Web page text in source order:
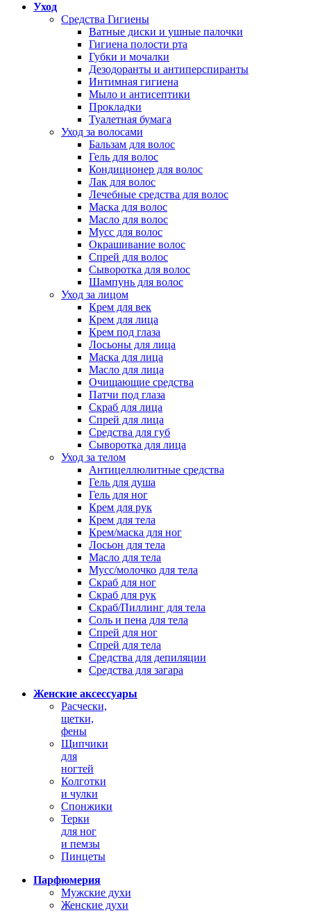
Уход
Средства Гигиены
Ватные диски и ушные палочки
Гигиена полости рта
Губки и мочалки
Дезодоранты и антиперспиранты
Интимная гигиена
Мыло и антисептики
Прокладки
Туалетная бумага
Уход за волосами
Бальзам для волос
Гель для волос
Кондиционер для волос
Лак для волос
Лечебные средства для волос
Маска для волос
Масло для волос
Мусс для волос
Окрашивание волос
Спрей для волос
Сыворотка для волос
Шампунь для волос
Уход за лицом
Крем для век
Крем для лица
Крем под глаза
Лосьоны для лица
Маска для лица
Масло для лица
Очищающие средства
Патчи под глаза
Скраб для лица
Спрей для лица
Средства для губ
Сыворотка для лица
Уход за телом
Антицеллюлитные средства
Гель для душа
Гель для ног
Крем для рук
Крем для тела
Крем/маска для ног
Лосьон для тела
Масло для тела
Мусс/молочко для тела
Скраб для ног
Скраб для рук
Скраб/Пиллинг для тела
Соль и пена для тела
Спрей для ног
Спрей для тела
Средства для депиляции
Средства для загара
Женские аксессуары
Расчески,
щетки,
фены
Щипчики
для
ногтей
Колготки
и чулки
Спонжики
Терки
для ног
и пемзы
Пинцеты
Парфюмерия
Мужские духи
Женские духи